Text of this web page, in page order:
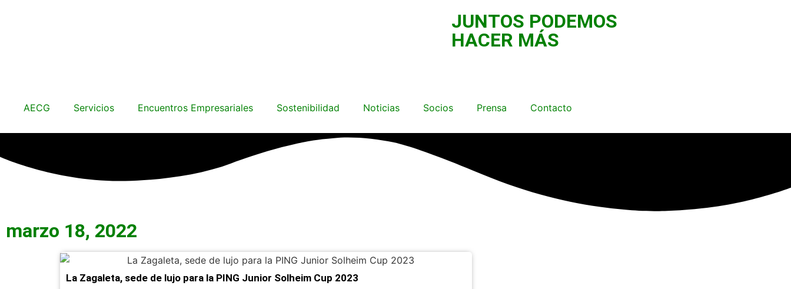
JUNTOS PODEMOS
HACER MÁS
AECG Servicios Encuentros Empresariales Sostenibilidad Noticias Socios Prensa Contacto
marzo 18, 2022
La Zagaleta, sede de lujo para la PING Junior Solheim Cup 2023